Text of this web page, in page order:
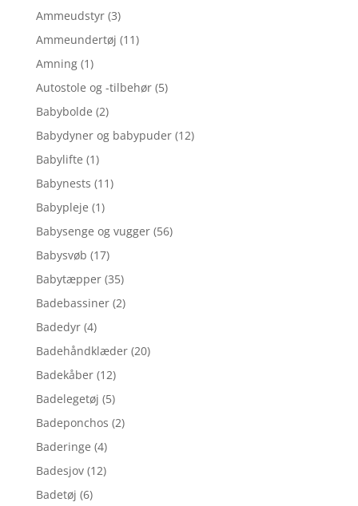
Ammeudstyr (3)
Ammeundertøj (11)
Amning (1)
Autostole og -tilbehør (5)
Babybolde (2)
Babydyner og babypuder (12)
Babylifte (1)
Babynests (11)
Babypleje (1)
Babysenge og vugger (56)
Babysvøb (17)
Babytæpper (35)
Badebassiner (2)
Badedyr (4)
Badehåndklæder (20)
Badekåber (12)
Badelegetøj (5)
Badeponchos (2)
Baderinge (4)
Badesjov (12)
Badetøj (6)